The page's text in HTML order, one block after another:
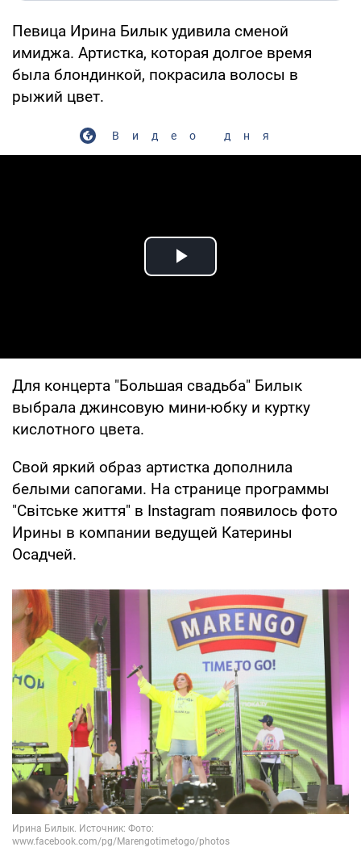
Певица Ирина Билык удивила сменой
имиджа. Артистка, которая долгое время
была блондинкой, покрасила волосы в
рыжий цвет.
Видео дня
Play Video
Для концерта "Большая свадьба" Билык
выбрала джинсовую мини-юбку и куртку
кислотного цвета.
Свой яркий образ артистка дополнила
белыми сапогами. На странице программы
"Світське життя" в Instagram появилось фото
Ирины в компании ведущей Катерины
Осадчей.